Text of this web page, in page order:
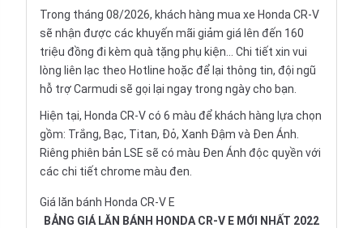
Trong tháng 08/2026, khách hàng mua xe Honda CR-V
sẽ nhận được các khuyến mãi giảm giá lên đến 160
triệu đồng đi kèm quà tặng phụ kiện... Chi tiết xin vui
lòng liên lạc theo Hotline hoặc để lại thông tin, đội ngũ
hỗ trợ Carmudi sẽ gọi lại ngay trong ngày cho bạn.
Hiện tại, Honda CR-V có 6 màu để khách hàng lựa chọn
gồm: Trắng, Bạc, Titan, Đỏ, Xanh Đậm và Đen Ánh.
Riêng phiên bản LSE sẽ có màu Đen Ánh độc quyền với
các chi tiết chrome màu đen.
Giá lăn bánh Honda CR-V E
BẢNG GIÁ LĂN BÁNH HONDA CR-V E MỚI NHẤT 2022